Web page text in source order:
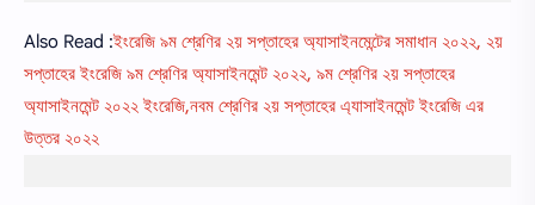
Also Read :ইংরেজি ৯ম শ্রেণির ২য় সপ্তাহের অ্যাসাইনমেন্টের সমাধান ২০২২, ২য়
সপ্তাহের ইংরেজি ৯ম শ্রেণির অ্যাসাইনমেন্ট ২০২২, ৯ম শ্রেণির ২য় সপ্তাহের
অ্যাসাইনমেন্ট ২০২২ ইংরেজি,নবম শ্রেণির ২য় সপ্তাহের এ্যাসাইনমেন্ট ইংরেজি এর
উত্তর ২০২২